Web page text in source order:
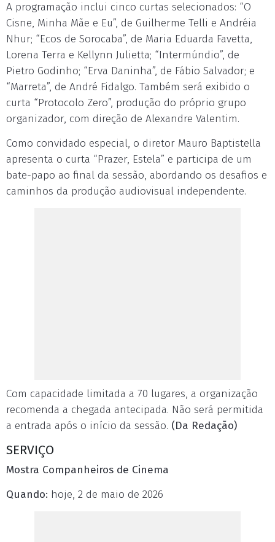
A programação inclui cinco curtas selecionados: “O
Cisne, Minha Mãe e Eu”, de Guilherme Telli e Andréia
Nhur; “Ecos de Sorocaba”, de Maria Eduarda Favetta,
Lorena Terra e Kellynn Julietta; “Intermúndio”, de
Pietro Godinho; “Erva Daninha”, de Fábio Salvador; e
“Marreta”, de André Fidalgo. Também será exibido o
curta “Protocolo Zero”, produção do próprio grupo
organizador, com direção de Alexandre Valentim.
Como convidado especial, o diretor Mauro Baptistella
apresenta o curta “Prazer, Estela” e participa de um
bate-papo ao final da sessão, abordando os desafios e
caminhos da produção audiovisual independente.
Com capacidade limitada a 70 lugares, a organização
recomenda a chegada antecipada. Não será permitida
a entrada após o início da sessão. (Da Redação)
SERVIÇO
Mostra Companheiros de Cinema
Quando: hoje, 2 de maio de 2026